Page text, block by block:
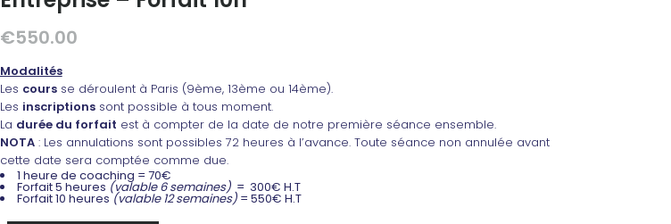
€550.00
Modalités
Les coursse déroulent à Paris (9ème, 13ème ou 14ème).
Les inscriptionssont possible à tous moment.
La durée du forfait est à compter de la date de notre première séance ensemble.
NOTA: Les annulations sont possibles 72 heures à l’avance. Toute séance non annulée avant
cette date sera comptée comme due.
1 heure de coaching = 70€
Forfait 5 heures (valable 6 semaines)= 300€ H.T
Forfait 10 heures(valable 12 semaines)= 550€ H.T